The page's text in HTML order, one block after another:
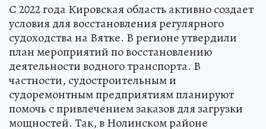
С 2022 года Кировская область активно создает
условия для восстановления регулярного
судоходства на Вятке. В регионе утвердили
план мероприятий по восстановлению
деятельности водного транспорта. В
частности, судостроительным и
судоремонтным предприятиям планируют
помочь с привлечением заказов для загрузки
мощностей. Так, в Нолинском районе